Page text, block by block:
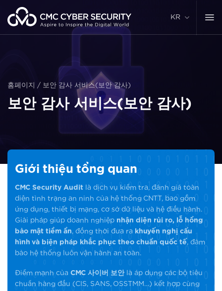
KR
홈페이지 / 보안 감사 서비스(보안 감사)
보안 감사 서비스(보안 감사)
Giới thiệu tổng quan
CMC Security Audit là dịch vụ kiểm tra, đánh giá toàn
diện tình trạng an ninh của hệ thống CNTT, bao gồm
ứng dụng, thiết bị mạng, cơ sở dữ liệu và hệ điều hành.
Giải pháp giúp doanh nghiệp nhận diện rủi ro, lỗ hổng
bảo mật tiềm ẩn, đồng thời đưa ra khuyến nghị cấu
hình và biện pháp khắc phục theo chuẩn quốc tế, đảm
bảo hệ thống luôn vận hành an toàn.
Điểm mạnh của CMC 사이버 보안là áp dụng các bộ tiêu
chuẩn hàng đầu (CIS, SANS, OSSTMM…) kết hợp cùng